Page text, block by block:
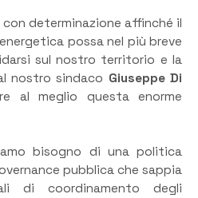
determinazione affinché il
possa nel più breve
sul nostro territorio e la
nostro sindaco Giuseppe Di
al meglio questa enorme
bisogno di una politica
pubblica che sappia
di coordinamento degli